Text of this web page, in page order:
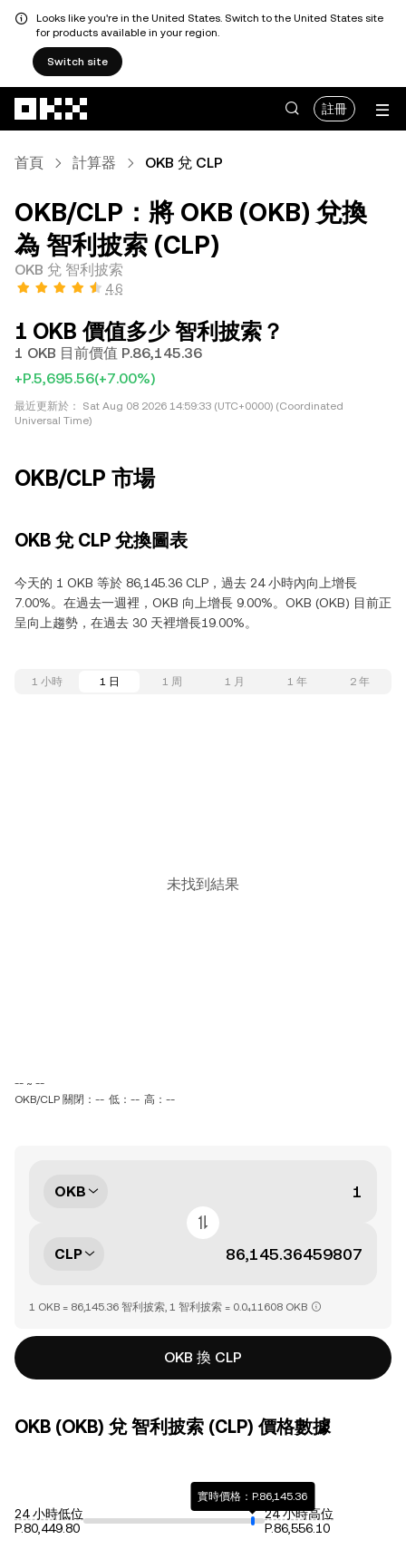
Looks like you're in the United States. Switch to the United States site
for products available in your region.
Switch site
註冊
首頁 計算器 OKB 兌 CLP
OKB/CLP：將 OKB (OKB) 兌換
為 智利披索 (CLP)
OKB 兌 智利披索
4.6
1 OKB 價值多少 智利披索？
1 OKB 目前價值 P.86,145.36
+P.5,695.56(+7.00%)
最近更新於：
Sat Aug 08 2026 14:59:33 (UTC+0000) (Coordinated
Universal Time)
OKB/CLP 市場
OKB 兌 CLP 兌換圖表
今天的 1 OKB 等於 86,145.36 CLP，過去 24 小時內向上增長
7.00%。在過去一週裡，OKB 向上增長 9.00%。OKB (OKB) 目前正
呈向上趨勢，在過去 30 天裡增長19.00%。
1 小時 1 日 1 周 1 月 1 年 2 年
未找到結果
-- ~ --
OKB/CLP 關閉：-- 低：-- 高：--
OKB
CLP
1 OKB = 86,145.36 智利披索, 1 智利披索 = 0.0₄11608 OKB
OKB 換 CLP
OKB (OKB) 兌 智利披索 (CLP) 價格數據
24 小時低位
P.80,449.80
實時價格：P.86,145.36
24 小時高位
P.86,556.10